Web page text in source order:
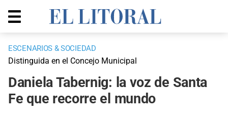
ESCENARIOS & SOCIEDAD
Distinguida en el Concejo Municipal
Daniela Tabernig: la voz de Santa
Fe que recorre el mundo